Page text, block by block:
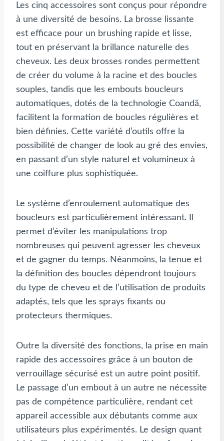
Les cinq accessoires sont conçus pour répondre
à une diversité de besoins. La brosse lissante
est efficace pour un brushing rapide et lisse,
tout en préservant la brillance naturelle des
cheveux. Les deux brosses rondes permettent
de créer du volume à la racine et des boucles
souples, tandis que les embouts boucleurs
automatiques, dotés de la technologie Coandă,
facilitent la formation de boucles régulières et
bien définies. Cette variété d’outils offre la
possibilité de changer de look au gré des envies,
en passant d’un style naturel et volumineux à
une coiffure plus sophistiquée.
Le système d’enroulement automatique des
boucleurs est particulièrement intéressant. Il
permet d’éviter les manipulations trop
nombreuses qui peuvent agresser les cheveux
et de gagner du temps. Néanmoins, la tenue et
la définition des boucles dépendront toujours
du type de cheveu et de l’utilisation de produits
adaptés, tels que les sprays fixants ou
protecteurs thermiques.
Outre la diversité des fonctions, la prise en main
rapide des accessoires grâce à un bouton de
verrouillage sécurisé est un autre point positif.
Le passage d’un embout à un autre ne nécessite
pas de compétence particulière, rendant cet
appareil accessible aux débutants comme aux
utilisateurs plus expérimentés. Le design quant